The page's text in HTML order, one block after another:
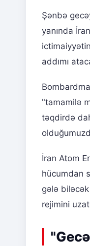
Şənbə
yanında
addımı
"tamamilə
təqdirdə
İran Atom
hücumdan
gələ
rejimini